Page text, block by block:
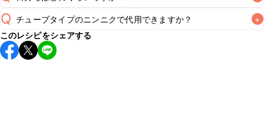
A
こちらのレシピは出来たてをお召し上がりいただくことをお
すすめします。
※日持ちは目安です。
Q チューブタイプのニンニクで代用できますか？ +
A
チューブタイプのニンニクを使用してもお作りいただけま
す。小さじ1/3を目安に加え、お好みの風味になるようご調
このレシピをシェアする